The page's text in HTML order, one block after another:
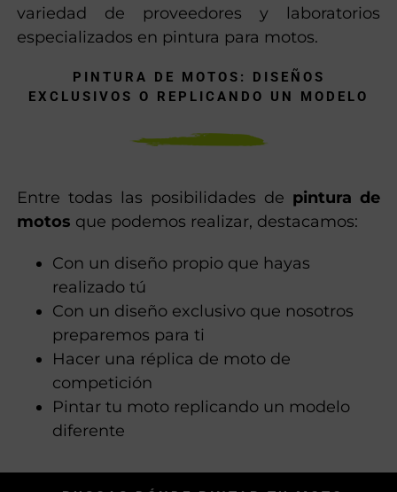
variedad de proveedores y laboratorios
especializados en pintura para motos.
PINTURA DE MOTOS: DISEÑOS
EXCLUSIVOS O REPLICANDO UN MODELO
Entre todas las posibilidades de pintura de
motos que podemos realizar, destacamos:
Con un diseño propio que hayas
realizado tú
Con un diseño exclusivo que nosotros
preparemos para ti
Hacer una réplica de moto de
competición
Pintar tu moto replicando un modelo
diferente